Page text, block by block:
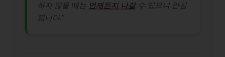
하지 않을 때는 언제든지 나갈수 있으니 안심
됩니다.”